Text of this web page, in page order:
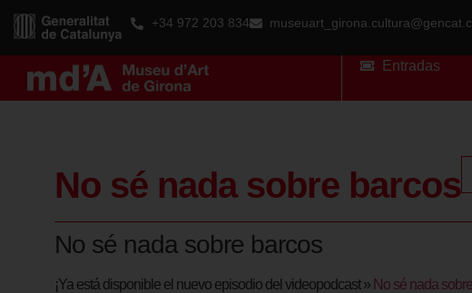
+34 972 203 834
Entradas
No sé nada sobre barcos
No sé nada sobre barcos
¡Ya está disponible el nuevo episodio del videopodcast » No sé nada